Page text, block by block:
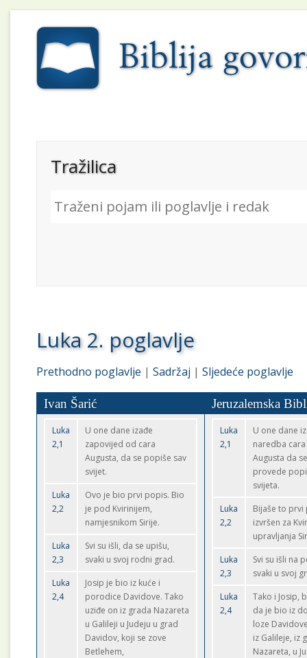
Tražilica
Luka 2. poglavlje
Prethodno poglavlje |Sadržaj |Sljedeće poglavlje
Ivan Šarić Jeruzalemska
Luka
2,1
U one dane izađe
zapovijed od cara
Augusta, da se popiše sav
svijet.
Luka
2,2
Ovo je bio prvi popis. Bio
je pod Kvirinijem,
namjesnikom Sirije.
Luka
2,3
Svi su išli, da se upišu,
svaki u svoj rodni grad.
Luka
2,4
Josip je bio iz kuće i
porodice Davidove. Tako
uziđe on iz grada Nazareta
u Galileji u Judeju u grad
Davidov, koji se zove
Betlehem,
Luka
2,1
U one dane
naredba cara
Augusta da
provede
svijeta.
Luka
2,2
Bijaše to prvi
izvršen za
upravljanja
Luka
2,3
Svi su išli na
svaki u svoj
Luka
2,4
Tako i Josip,
da je bio iz
loze
iz Galileje, iz
Nazareta, u